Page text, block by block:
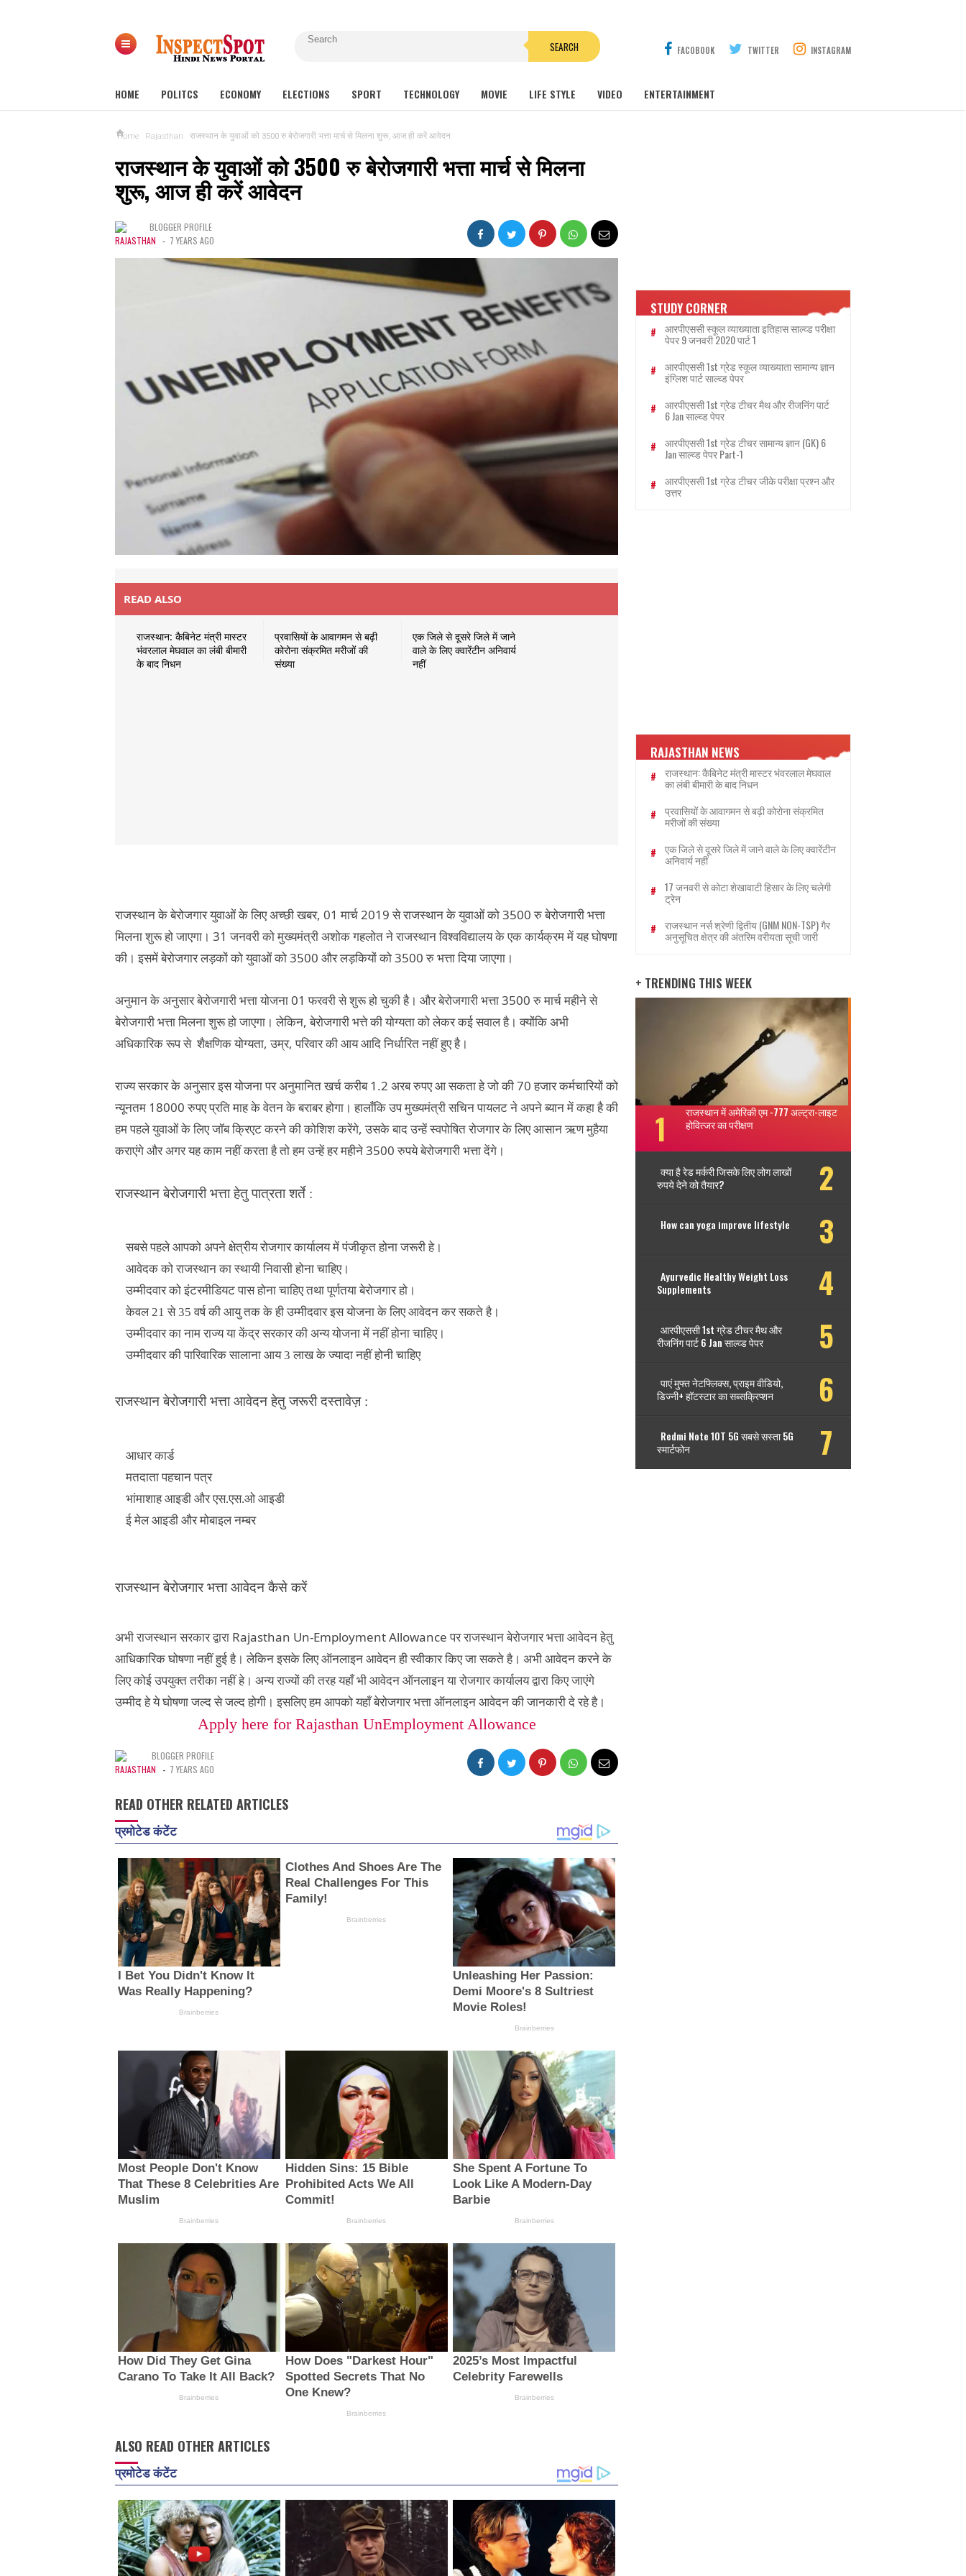
SEARCH FACOBOOK TWITTER INSTAGRAM
HOME POLITCS ECONOMY ELECTIONS SPORT TECHNOLOGY MOVIE LIFE STYLE VIDEO ENTERTAINMENT
Home Rajasthan राजस्थान के युवाओं को 3500 रु बेरोजगारी भत्ता मार्च से मिलना शुरू, आज ही करें आवेदन
राजस्थान के युवाओं को 3500 रु बेरोजगारी भत्ता मार्च से मिलना
शुरू, आज ही करें आवेदन
BLOGGER PROFILE
RAJASTHAN - 7 YEARS AGO
READ ALSO
राजस्थान: कैबिनेट मंत्री मास्टर
भंवरलाल मेघवाल का लंबी बीमारी
के बाद निधन
प्रवासियों के आवागमन से बढ़ी
कोरोना संक्रमित मरीजों की
संख्या
एक जिले से दूसरे जिले में जाने
वाले के लिए क्वारेंटीन अनिवार्य
नहीं
राजस्थान के बेरोजगार युवाओं के लिए अच्छी खबर, 01 मार्च 2019 से राजस्थान के युवाओं को 3500 रु बेरोजगारी भत्ता
मिलना शुरू हो जाएगा। 31 जनवरी को मुख्यमंत्री अशोक गहलोत ने राजस्थान विश्वविद्यालय के एक कार्यक्रम में यह घोषणा
की। इसमें बेरोजगार लड़कों को युवाओं को 3500 और लड़कियों को 3500 रु भत्ता दिया जाएगा।
अनुमान के अनुसार बेरोजगारी भत्ता योजना 01 फरवरी से शुरू हो चुकी है। और बेरोजगारी भत्ता 3500 रु मार्च महीने से
बेरोजगारी भत्ता मिलना शुरू हो जाएगा। लेकिन,बेरोजगारी भत्ते की योग्यता को लेकर कई सवाल है। क्योंकि अभी
अधिकारिक रूप से शैक्षणिक योग्यता,उम्र,परिवार की आय आदि निर्धारित नहीं हुए है।
राज्य सरकार के अनुसार इस योजना पर अनुमानित खर्च करीब 1.2 अरब रुपए आ सकता हे जो की 70 हजारकर्मचारियों को
न्यूनतम 18000रुपए प्रति माह के वेतन के बराबर होगा। हालाँकि उप मुख्यमंत्री सचिन पायलट ने अपने ब्यान में कहा है की
हम पहले युवाओं के लिए जॉब क्रिएट करने की कोशिश करेंगे,उसके बाद उन्हें स्वपोषित रोजगार के लिए आसान ऋण मुहैया
कराएंगे और अगर यह काम नहीं करता है तो हम उन्हें हर महीने 3500रुपये बेरोजगारी भत्ता देंगे।
राजस्थान बेरोजगारी भत्ता हेतु पात्रता शर्ते :
सबसे पहले आपको अपने क्षेत्रीय रोजगार कार्यालय में पंजीकृत होना जरूरी हे।
आवेदक को राजस्थान का स्थायी निवासी होना चाहिए।
उम्मीदवार को इंटरमीडियट पास होना चाहिए तथा पूर्णतया बेरोजगार हो।
केवल 21 से 35 वर्ष की आयु तक के ही उम्मीदवार इस योजना के लिए आवेदन कर सकतेहै।
उम्मीदवार का नाम राज्य या केंद्र सरकार की अन्य योजना में नहीं होना चाहिए।
उम्मीदवार की पारिवारिक सालाना आय 3 लाख के ज्यादा नहीं होनी चाहिए
राजस्थान बेरोजगारी भत्ता आवेदन हेतु जरूरी दस्तावेज़ :
आधार कार्ड
मतदाता पहचान पत्र
भांमाशाह आइडी और एस.एस.ओ आइडी
ई मेल आइडी और मोबाइल नम्बर
राजस्थान बेरोजगार भत्ता आवेदन कैसे करें
अभी राजस्थान सरकार द्वारा Rajasthan Un-Employment Allowanceपर राजस्थान बेरोजगार भत्ता आवेदन हेतु
आधिकारिक घोषणा नहीं हुई है। लेकिन इसके लिए ऑनलाइन आवेदन ही स्वीकार किए जा सकते है। अभी आवेदन करने के
लिए कोई उपयुक्त तरीका नहीं हे। अन्य राज्यों की तरह यहाँ भी आवेदन ऑनलाइन या रोजगार कार्यालय द्वारा किए जाएंगे
उम्मीद हे ये घोषणा जल्द से जल्द होगी। इसलिए हम आपको यहाँ बेरोजगार भत्ता ऑनलाइन आवेदन की जानकारी दे रहे है।
Apply here for Rajasthan UnEmployment Allowance
BLOGGER PROFILE
RAJASTHAN
- 7 YEARS AGO
READ OTHER RELATED ARTICLES
ALSO READ OTHER ARTICLES
STUDY CORNER
आरपीएससी स्कूल व्याख्याता इतिहास साल्व्ड परीक्षा
पेपर 9 जनवरी 2020 पार्ट 1
आरपीएससी 1st ग्रेड स्कूल व्याख्याता सामान्य ज्ञान
इंग्लिश पार्ट साल्व्ड पेपर
आरपीएससी 1st ग्रेड टीचर मैथ और रीजनिंग पार्ट
6 Jan साल्व्ड पेपर
आरपीएससी 1st ग्रेड टीचर सामान्य ज्ञान (GK) 6
Jan साल्व्ड पेपर Part-1
आरपीएससी 1st ग्रेड टीचर जीके परीक्षा प्रश्न और
उत्तर
RAJASTHAN NEWS
राजस्थान: कैबिनेट मंत्री मास्टर भंवरलाल मेघवाल
का लंबी बीमारी के बाद निधन
प्रवासियों के आवागमन से बढ़ी कोरोना संक्रमित
मरीजों की संख्या
एक जिले से दूसरे जिले में जाने वाले के लिए क्वारेंटीन
अनिवार्य नहीं
17 जनवरी से कोटा शेखावाटी हिसार के लिए चलेगी
ट्रेन
राजस्थान नर्स श्रेणी द्वितीय (GNM NON-TSP) गैर
अनुसूचित क्षेत्र की अंतरिम वरीयता सूची जारी
+ TRENDING THIS WEEK
राजस्थान में अमेरिकी एम -777 अल्ट्रा-लाइट
होवित्जर का परीक्षण
क्या है रेड मर्करी जिसके लिए लोग लाखों
रुपये देने को तैयार?
How can yoga improve lifestyle
Ayurvedic Healthy Weight Loss
Supplements
आरपीएससी 1st ग्रेड टीचर मैथ और
रीजनिंग पार्ट 6 Jan साल्व्ड पेपर
पाएं मुफ्त नेटफ्लिक्स, प्राइम वीडियो,
डिज्नी+ हॉटस्टार का सब्सक्रिप्शन
Redmi Note 10T 5G सबसे सस्ता 5G
स्मार्टफोन